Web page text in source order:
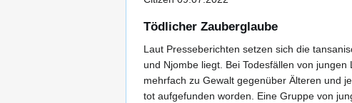
Tödlicher Zauberglaube
Laut Presseberichten setzen sich die
und Njombe liegt. Bei Todesfällen von
mehrfach zu Gewalt gegenüber Älteren und
tot aufgefunden worden. Eine Gruppe von